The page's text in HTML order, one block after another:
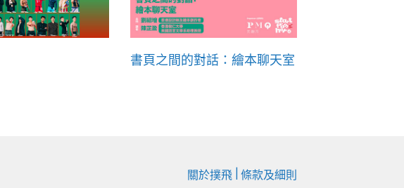
書頁之間的對話：繪本聊天室
關於撲飛 條款及細則